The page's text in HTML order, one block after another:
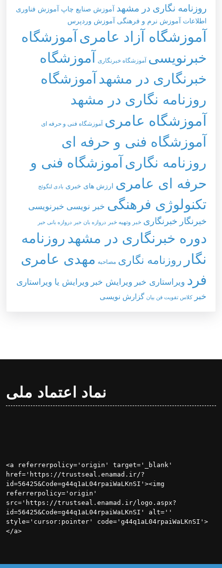
روزنامه نگاری در مشهد آموزش صنایع چاپ آموزش فناوری
اطلاعات آموزش نرم و فرهنگی آموزش وردپرس
آموزشگاه آزاد عامری آموزشگاه
خبرنویسی آموزشگاه خبرنگاری آموزشگاه
خبرنگاری در مشهد آموزشگاه
روزنامه نگاری در مشهد
آموزشگاه عامری آموزشگاه فنی و حرفه ای
آموزشگاه فنی و حرفه ای
روزنامه نگاری آموزشگاه فنی و
حرفه ای عامری ارزش های خبری بادی لنگوئج
تکنولوژی فرهنگی خبر نویسی خبرنویسی
خبرنگار خبرنگاری خبر وتهيه خبر دروازه بان خبر دروازه بانی خبر
دوره خبرنگاری در مشهد روزنامه
نگار روزنامه نگاری مصاحبه مهدی عامری
فرد ویراستاری خبر ویرایش خبر ویرایش یا ویراستاری
خبر
کلاس تقویت فن بیان گزارش نویسی
نماد اعتماد ملی
<a referrerpolicy='origin' target='_blank'
href='https://trustseal.enamad.ir/?
id=56425&Code=g44q1aL04rpaiWaLKnSI'><img
referrerpolicy='origin'
src='https://trustseal.enamad.ir/logo.aspx?
id=56425&Code=g44q1aL04rpaiWaLKnSI' alt=''
style='cursor:pointer' code='g44q1aL04rpaiWaLKnSI'>
</a>